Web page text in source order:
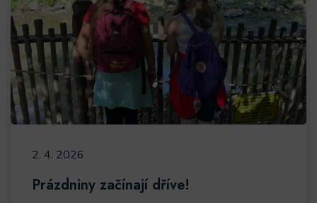
2. 4. 2026
Prázdniny začínají dříve!